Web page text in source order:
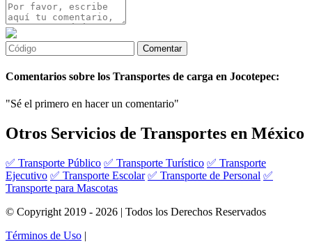
Comentarios sobre los Transportes de carga en Jocotepec:
"Sé el primero en hacer un comentario"
Otros Servicios de Transportes en México
✅ Transporte Público ✅ Transporte Turístico ✅ Transporte
Ejecutivo ✅ Transporte Escolar ✅ Transporte de Personal ✅
Transporte para Mascotas
© Copyright 2019 - 2026 | Todos los Derechos Reservados
Términos de Uso |